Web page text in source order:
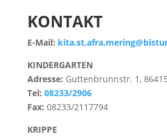
KONTAKT
E-Mail:
KINDERGARTEN
Adresse: Guttenbrunnstr. 1,
Tel: 08233/2906
Fax: 08233/2117794
KRIPPE